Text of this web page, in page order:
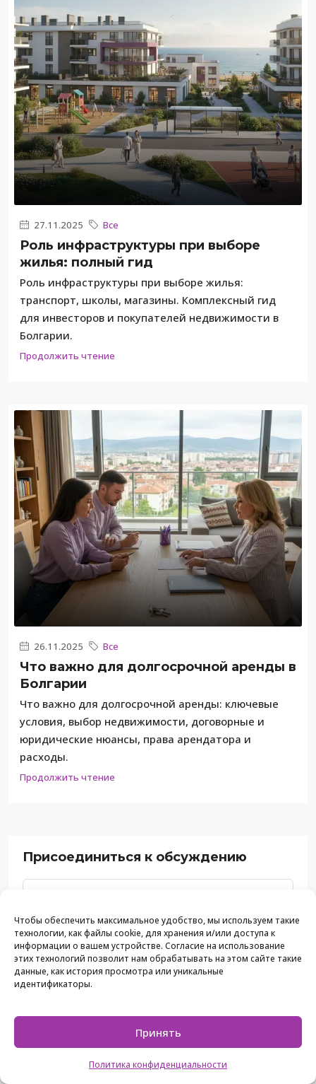
Чтобы обеспечить максимальное удобство, мы используем такие
технологии, как файлы cookie, для хранения и/или доступа к
информации о вашем устройстве. Согласие на использование
этих технологий позволит нам обрабатывать на этом сайте такие
данные, как история просмотра или уникальные
идентификаторы.
Принять
Политика конфиденциальности
27.11.2025 Все
Роль инфраструктуры при выборе
жилья: полный гид
Роль инфраструктуры при выборе жилья:
транспорт, школы, магазины. Комплексный гид
для инвесторов и покупателей недвижимости в
Болгарии.
Продолжить чтение
26.11.2025 Все
Что важно для долгосрочной аренды в
Болгарии
Что важно для долгосрочной аренды: ключевые
условия, выбор недвижимости, договорные и
юридические нюансы, права арендатора и
расходы.
Продолжить чтение
Присоединиться к обсуждению
Сохранить моё имя, email и адрес сайта в этом